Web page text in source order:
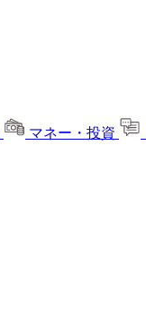
マネー・投資